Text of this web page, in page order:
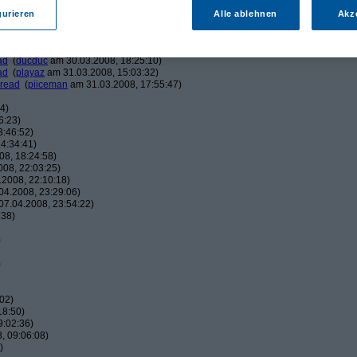
am 30.03.2008, 16:00:59)
(ducducam 30.03.2008, 18:25:10)
(playaz am 31.03.2008, 15:03:32)
(piiceman am 31.03.2008, 17:55:47)
18:24:58)
22:03:25)
22:10:18)
23:29:06)
23:54:22)
09:06:08)
Alle ablehnen